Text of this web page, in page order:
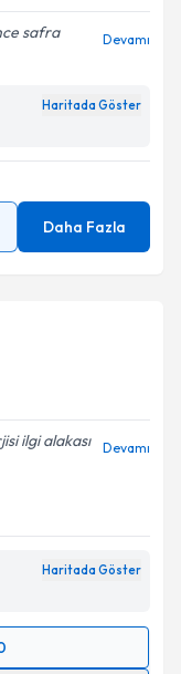
safra
Devamı
Haritada Göster
Daha Fazla
ilgi alakası
Devamı
Haritada Göster